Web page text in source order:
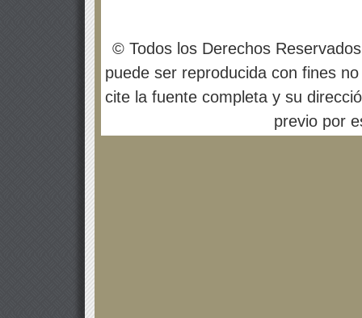
© Todos los Derechos
puede ser reproducida con fines
cite la fuente completa y su
previo por